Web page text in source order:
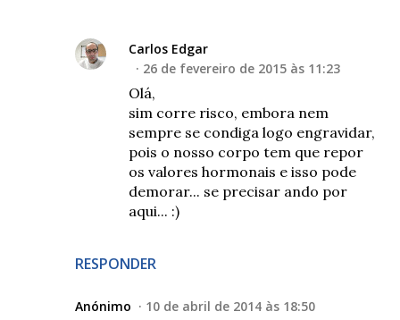
RESPONDER
Carlos Edgar
26 de fevereiro de 2015 às 11:23
Olá,
sim corre risco, embora nem
sempre se condiga logo engravidar,
pois o nosso corpo tem que repor
os valores hormonais e isso pode
demorar... se precisar ando por
aqui... :)
Anónimo 10 de abril de 2014 às 18:50